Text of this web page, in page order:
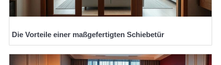
Die Vorteile einer maßgefertigten Schiebetür